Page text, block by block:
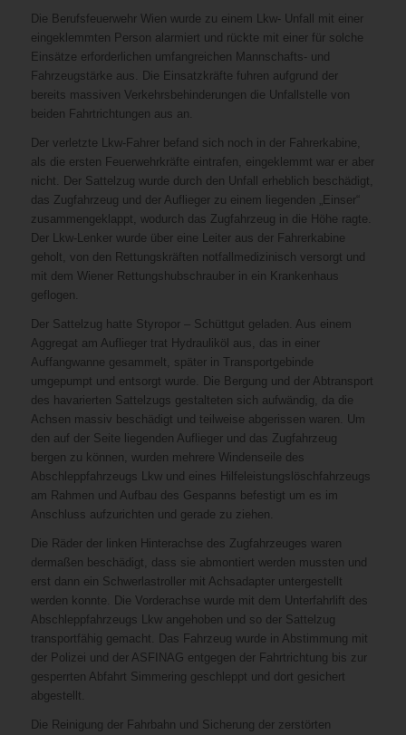
Die Berufsfeuerwehr Wien wurde zu einem Lkw- Unfall mit einer
eingeklemmten Person alarmiert und rückte mit einer für solche
Einsätze erforderlichen umfangreichen Mannschafts- und
Fahrzeugstärke aus. Die Einsatzkräfte fuhren aufgrund der
bereits massiven Verkehrsbehinderungen die Unfallstelle von
beiden Fahrtrichtungen aus an.
Der verletzte Lkw-Fahrer befand sich noch in der Fahrerkabine,
als die ersten Feuerwehrkräfte eintrafen, eingeklemmt war er aber
nicht. Der Sattelzug wurde durch den Unfall erheblich beschädigt,
das Zugfahrzeug und der Auflieger zu einem liegenden „Einser“
zusammengeklappt, wodurch das Zugfahrzeug in die Höhe ragte.
Der Lkw-Lenker wurde über eine Leiter aus der Fahrerkabine
geholt, von den Rettungskräften notfallmedizinisch versorgt und
mit dem Wiener Rettungshubschrauber in ein Krankenhaus
geflogen.
Der Sattelzug hatte Styropor – Schüttgut geladen. Aus einem
Aggregat am Auflieger trat Hydrauliköl aus, das in einer
Auffangwanne gesammelt, später in Transportgebinde
umgepumpt und entsorgt wurde. Die Bergung und der Abtransport
des havarierten Sattelzugs gestalteten sich aufwändig, da die
Achsen massiv beschädigt und teilweise abgerissen waren. Um
den auf der Seite liegenden Auflieger und das Zugfahrzeug
bergen zu können, wurden mehrere Windenseile des
Abschleppfahrzeugs Lkw und eines Hilfeleistungslöschfahrzeugs
am Rahmen und Aufbau des Gespanns befestigt um es im
Anschluss aufzurichten und gerade zu ziehen.
Die Räder der linken Hinterachse des Zugfahrzeuges waren
dermaßen beschädigt, dass sie abmontiert werden mussten und
erst dann ein Schwerlastroller mit Achsadapter untergestellt
werden konnte. Die Vorderachse wurde mit dem Unterfahrlift des
Abschleppfahrzeugs Lkw angehoben und so der Sattelzug
transportfähig gemacht. Das Fahrzeug wurde in Abstimmung mit
der Polizei und der ASFINAG entgegen der Fahrtrichtung bis zur
gesperrten Abfahrt Simmering geschleppt und dort gesichert
abgestellt.
Die Reinigung der Fahrbahn und Sicherung der zerstörten